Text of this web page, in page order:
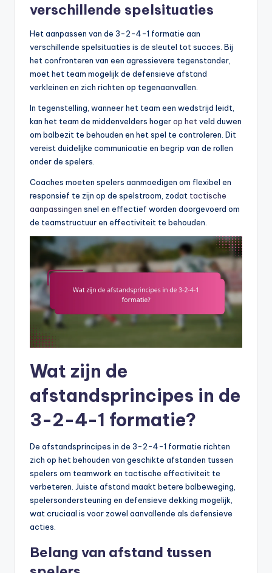
verschillende spelsituaties
Het aanpassen van de 3-2-4-1 formatie aan
verschillende spelsituaties is de sleutel tot succes. Bij
het confronteren van een agressievere tegenstander,
moet het team mogelijk de defensieve afstand
verkleinen en zich richten op tegenaanvallen.
In tegenstelling, wanneer het team een wedstrijd leidt,
kan het team de middenvelders hogerop het veld duwen
om balbezit te behouden en het spel te controleren. Dit
vereist duidelijke communicatie en begrip van de rollen
onder de spelers.
Coaches moeten spelers aanmoedigen om flexibel en
responsief te zijn op de spelstroom, zodat tactische
aanpassingen snel en effectief worden doorgevoerd om
de teamstructuur en effectiviteit te behouden.
Wat zijn de
afstandsprincipes in de
3-2-4-1 formatie?
De afstandsprincipes in de 3-2-4-1 formatie richten
zich op het behouden van geschikte afstanden tussen
spelers om teamwork en tactische effectiviteit te
verbeteren. Juiste afstand maakt betere balbeweging,
spelersondersteuning en defensieve dekking mogelijk,
wat cruciaal is voor zowel aanvallende als defensieve
acties.
Belang van afstand tussen